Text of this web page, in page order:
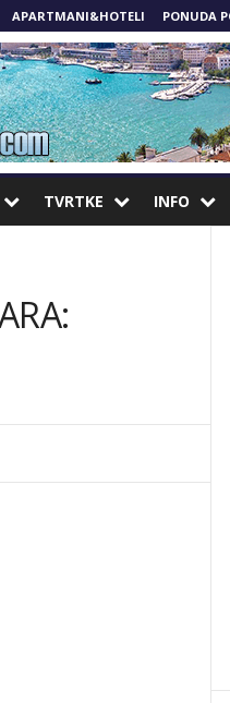
APARTMANI&HOTELI PONUDA
TVRTKE INFO